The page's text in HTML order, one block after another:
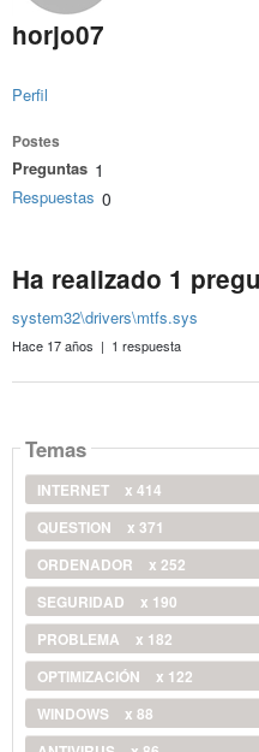
horjo07
Perfil
Postes
Preguntas 1
Respuestas 0
Ha realizado 1
system32\drivers\mtfs.sys
Hace 17 años | 1 respuesta
Temas
INTERNET
x 414
QUESTION
x 371
ORDENADOR
x 252
SEGURIDAD
x 190
PROBLEMA
x 182
OPTIMIZACIÓN
x 122
WINDOWS
x 88